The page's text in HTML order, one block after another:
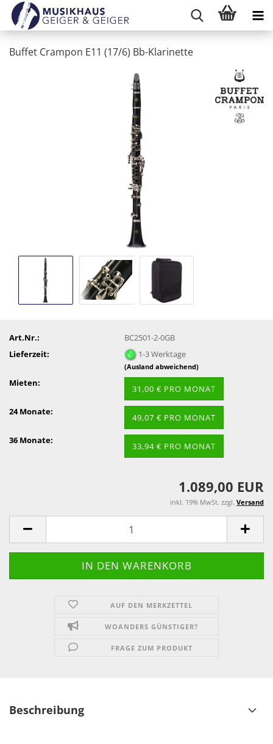
Buffet Crampon E11 (17/6) Bb-Klarinette
Art.Nr.:
BC2501-2-0GB
Lieferzeit:
1-3 Werktage
(Ausland abweichend)
Mieten:
31,00 € PRO MONAT
24 Monate:
49,07 € PRO MONAT
36 Monate:
33,94 € PRO MONAT
1.089,00 EUR
inkl. 19% MwSt. zzgl. Versand
AUF DEN MERKZETTEL
WOANDERS GÜNSTIGER?
FRAGE ZUM PRODUKT
Beschreibung